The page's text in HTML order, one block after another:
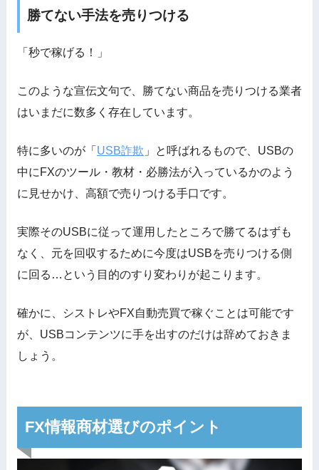
勝てない手法を売りつける
「秒で稼げる！」
このような宣伝文句で、勝てない商品を売りつける業者
はいまだに数多く存在しています。
特に多いのが「 USB詐欺 」と呼ばれるもので、USBの
中にFXのツール・教材・必勝法が入っているかのよう
に見せかけ、高額で売りつける手口です。
実際そのUSBに従って運用したところで勝てるはずも
なく、元を回収するために今度はUSBを売りつける側
に回る…という目的のすり変わりが起こります。
確かに、シストレやFX自動売買で稼ぐことは可能です
が、USBコンテンツに手を出すのだけは辞めておきま
しょう。
FX情報商材選びのポイント